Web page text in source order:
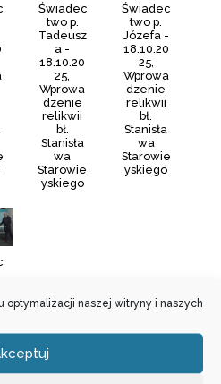
optymalizacji naszej witryny i naszych
Świadec
two p.
Tadeusz
a -
18.10.20
25,
Wprowa
dzenie
relikwii
bł.
Stanisła
wa
Starowie
yskiego
Świadec
two p.
Józefa -
18.10.20
25,
Wprowa
dzenie
relikwii
bł.
Stanisła
wa
Starowie
yskiego